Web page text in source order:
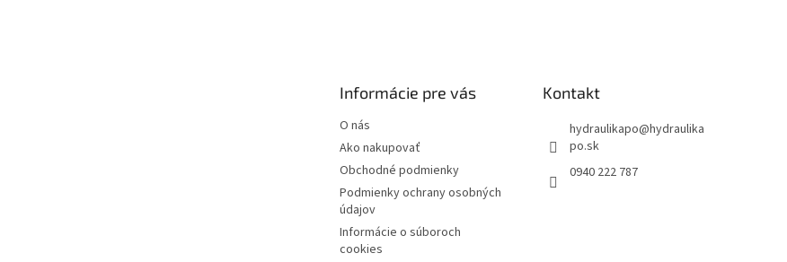
Informácie pre vás
O nás
Ako nakupovať
Obchodné podmienky
Podmienky ochrany osobných
údajov
Informácie o súboroch
cookies
Kontakt
hydraulikapo@hydraulika
po.sk
0940 222 787